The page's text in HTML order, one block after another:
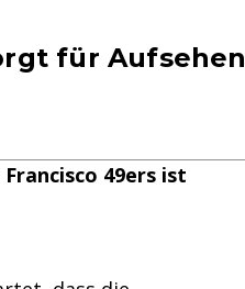
für Aufsehen
49ers ist